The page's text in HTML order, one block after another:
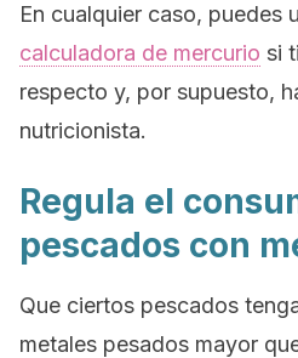
En cualquier caso, puedes
calculadora de mercurio si
respecto y, por supuesto,
nutricionista.
Regula el
pescados con
Que ciertos pescados
metales pesados mayor